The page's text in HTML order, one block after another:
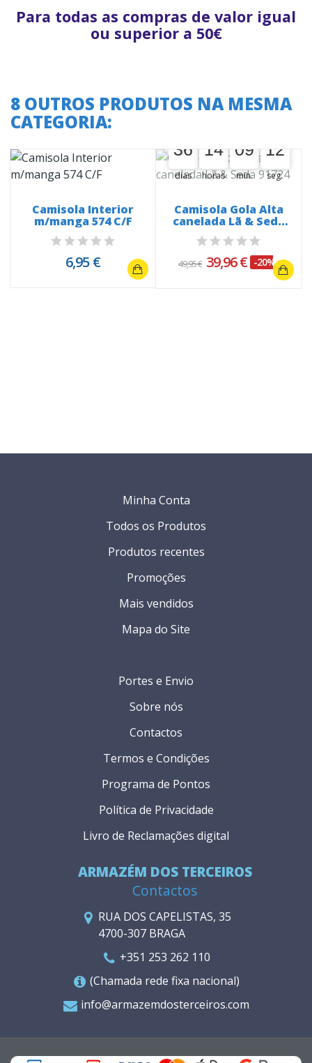
Para todas as compras de valor igual
ou superior a 50€
8 OUTROS PRODUTOS NA MESMA
CATEGORIA:
Camisola Interior
m/manga 574 C/F
6,95 €
36
36
00
dias
14
14
00
horas
09
09
00
min.
11
11
12
seg.
Camisola Gola Alta
canelada Lã & Seda
91724
49,95 € 39,96 € -20%
ARMAZÉM DOS TERCEIROS
Contactos
RUA DOS CAPELISTAS, 35
4700-307 BRAGA
+351 253 262 110
(Chamada rede fixa nacional)
info@armazemdosterceiros.com
Portes e Envio
Sobre nós
Contactos
Termos e Condições
Programa de Pontos
Política de Privacidade
Livro de Reclamações digital
Minha Conta
Todos os Produtos
Produtos recentes
Promoções
Mais vendidos
Mapa do Site